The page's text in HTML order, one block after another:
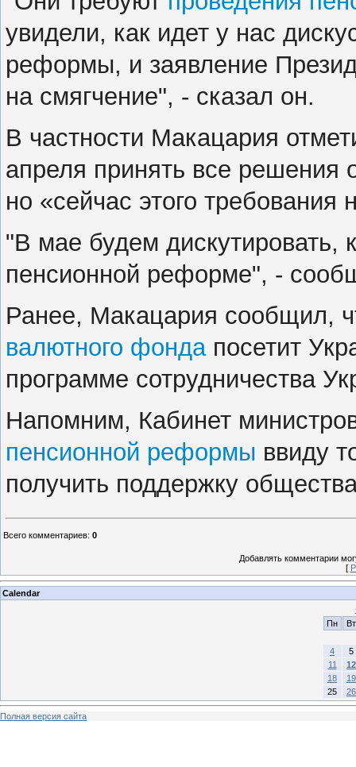
увидели, как идет у нас
реформы, и заявление
на смягчение", - сказал он.
В частности Макацария
апреля принять все решения
но «сейчас этого требования
"В мае будем дискутировать,
пенсионной реформе", -
Ранее, Макацария сообщил,
валютного фондапосетит
программе сотрудничества
Напомним, Кабинет
пенсионной реформы ввиду
получить поддержку
Всего комментариев: 0
Добавлять комментарии
[
Calendar
Пн
Вт
4
5
11
12
18
19
25
26
Полная версия сайта